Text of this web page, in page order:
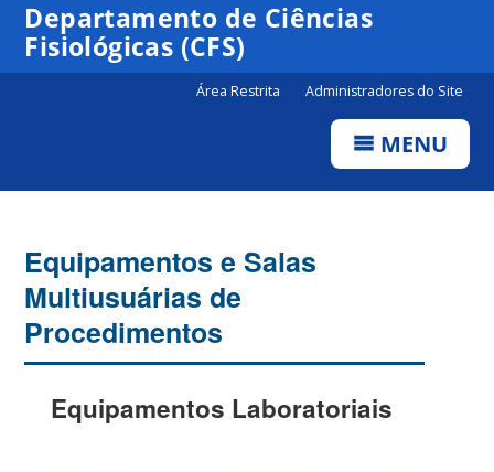
Canais
Departamento de Ciências
Fisiológicas (CFS)
Área Restrita Administradores do Site
MENU
Equipamentos e Salas
Multiusuárias de
Procedimentos
Equipamentos Laboratoriais